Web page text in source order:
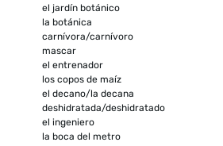
el jardín botánico
la botánica
carnívora/carnívoro
mascar
el entrenador
los copos de maíz
el decano/la decana
deshidratada/deshidratado
el ingeniero
la boca del metro